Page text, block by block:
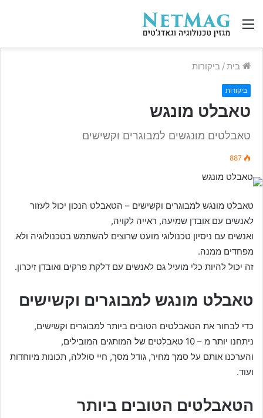
תפריט
בית/ ביקורות
ביקורות
טאבלט מונגש
טאבלטים מונגשים למבוגרים וקשישים
887
טאבלט מונגש למבוגרים וקשישים – הטאבלט הנכון יכול לעזור
לאנשים עם אובדן שמיעה, ראייה לקויה,
ואנשים עם ניסיון טכנולוגי מועט שרוצים להשתמש בטכנולוגיה ולא
מפחדים ממנה.
זה יכול להיות כלי מועיל גם לאנשים עם דלקת פרקים ואובדן זיכרון.
טאבלט מונגש למבוגרים וקשישים
כדי לבחור את הטאבלטים הטובים ביותר למבוגרים וקשישים,
ניתחנו יותר מ – 10 טאבלטים של המותגים המובילים,
והערכנו אותם על סמך מחיר, גודל מסך, חיי סוללה, תכונות מיוחדות
ועוד.
הטאבלטים הטובים ביותר